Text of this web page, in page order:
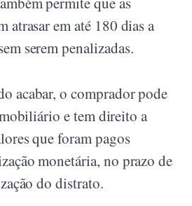
atrasar em até 180 dias a
serem penalizadas.
acabar, o comprador pode
e tem direito a
que foram pagos
monetária, no prazo de
do distrato.